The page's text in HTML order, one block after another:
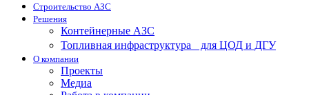
Строительство АЗС
Решения
Контейнерные АЗС
Топливная инфраструктура для ЦОД и ДГУ
О компании
Проекты
Медиа